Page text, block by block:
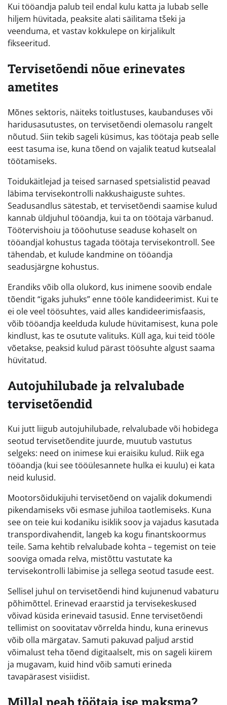
Kui tööandja palub teil endal kulu katta ja lubab selle
hiljem hüvitada, peaksite alati säilitama tšeki ja
veenduma, et vastav kokkulepe on kirjalikult
fikseeritud.
Tervisetõendi nõue erinevates
ametites
Mõnes sektoris, näiteks toitlustuses, kaubanduses või
haridusasutustes, on tervisetõendi olemasolu rangelt
nõutud. Siin tekib sageli küsimus, kas töötaja peab selle
eest tasuma ise, kuna tõend on vajalik teatud kutsealal
töötamiseks.
Toidukäitlejad ja teised sarnased spetsialistid peavad
läbima tervisekontrolli nakkushaiguste suhtes.
Seadusandlus sätestab, et tervisetõendi saamise kulud
kannab üldjuhul tööandja, kui ta on töötaja värbanud.
Töötervishoiu ja tööohutuse seaduse kohaselt on
tööandjal kohustus tagada töötaja tervisekontroll. See
tähendab, et kulude kandmine on tööandja
seadusjärgne kohustus.
Erandiks võib olla olukord, kus inimene soovib endale
tõendit “igaks juhuks” enne tööle kandideerimist. Kui te
ei ole veel töösuhtes, vaid alles kandideerimisfaasis,
võib tööandja keelduda kulude hüvitamisest, kuna pole
kindlust, kas te osutute valituks. Küll aga, kui teid tööle
võetakse, peaksid kulud pärast töösuhte algust saama
hüvitatud.
Autojuhilubade ja relvalubade
tervisetõendid
Kui jutt liigub autojuhilubade, relvalubade või hobidega
seotud tervisetõendite juurde, muutub vastutus
selgeks: need on inimese kui eraisiku kulud. Riik ega
tööandja (kui see tööülesannete hulka ei kuulu) ei kata
neid kulusid.
Mootorsõidukijuhi tervisetõend on vajalik dokumendi
pikendamiseks või esmase juhiloa taotlemiseks. Kuna
see on teie kui kodaniku isiklik soov ja vajadus kasutada
transpordivahendit, langeb ka kogu finantskoormus
teile. Sama kehtib relvalubade kohta – tegemist on teie
sooviga omada relva, mistõttu vastutate ka
tervisekontrolli läbimise ja sellega seotud tasude eest.
Sellisel juhul on tervisetõendi hind kujunenud vabaturu
põhimõttel. Erinevad eraarstid ja tervisekeskused
võivad küsida erinevaid tasusid. Enne tervisetõendi
tellimist on soovitatav võrrelda hindu, kuna erinevus
võib olla märgatav. Samuti pakuvad paljud arstid
võimalust teha tõend digitaalselt, mis on sageli kiirem
ja mugavam, kuid hind võib samuti erineda
tavapärasest visiidist.